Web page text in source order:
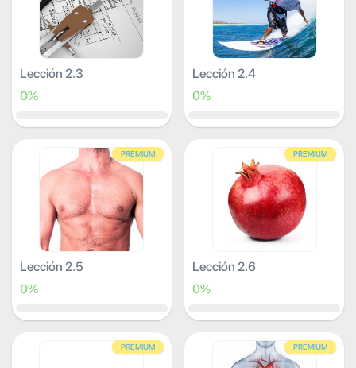
Lección 2.3
0%
Lección 2.4
0%
PREMIUM
Lección 2.5
0%
PREMIUM
Lección 2.6
0%
PREMIUM PREMIUM